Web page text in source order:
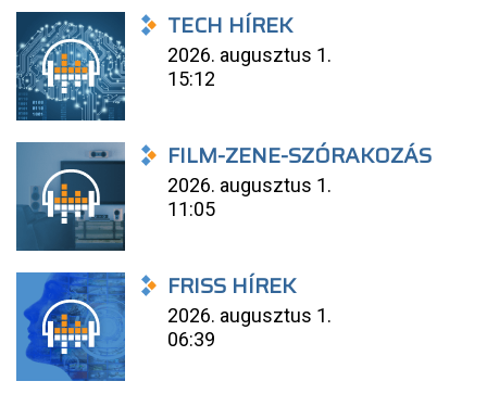
TECH HÍREK
2026. augusztus 1.
15:12
FILM-ZENE-SZÓRAKOZÁS
2026. augusztus 1.
11:05
FRISS HÍREK
2026. augusztus 1.
06:39